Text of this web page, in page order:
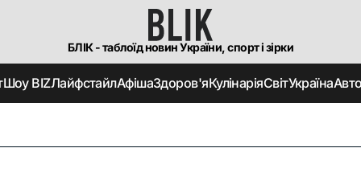
БЛІК - таблоїд новин України, спорт і зірки
Шоу BIZЛайфстайлАфішаЗдоров'яКулінаріяСвітУкраїна